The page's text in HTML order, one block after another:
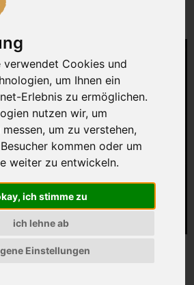
verwendet Cookies und
um Ihnen ein
Erlebnis zu ermöglichen.
nutzen wir, um
um zu verstehen,
kommen oder um
weiter zu entwickeln.
ich stimme zu
ich lehne ab
Einstellungen
gereift